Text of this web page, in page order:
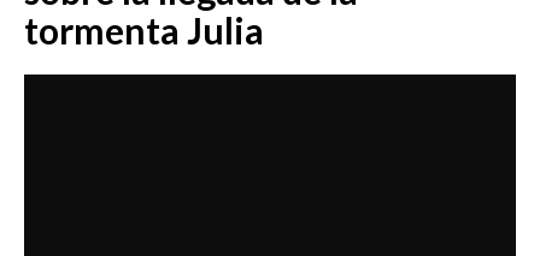
tormenta Julia